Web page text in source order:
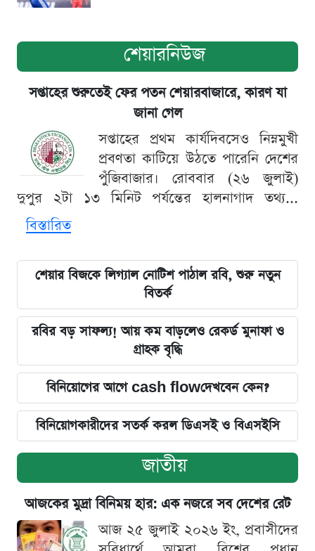
শেয়ারনিউজ
সপ্তাহের শুরুতেই ফের পতন শেয়ারবাজারে, কারণ যা
জানা গেল
সপ্তাহের প্রথম কার্যদিবসেও নিম্নমুখী
প্রবণতা কাটিয়ে উঠতে পারেনি দেশের
পুঁজিবাজার। রোববার (২৬ জুলাই)
দুপুর ২টা ১৩ মিনিট পর্যন্তের হালনাগাদ তথ্য...
বিস্তারিত
শেয়ার বিজকে লিগ্যাল নোটিশ পাঠাল রবি, শুরু নতুন
বিতর্ক
রবির বড় সাফল্য! আয় কম বাড়লেও রেকর্ড মুনাফা ও
গ্রাহক বৃদ্ধি
বিনিয়োগের আগে cash flowদেখবেন কেন?
বিনিয়োগকারীদের সতর্ক করল ডিএসই ও বিএসইসি
জাতীয়
আজকের মুদ্রা বিনিময় হার: এক নজরে সব দেশের রেট
আজ ২৫ জুলাই ২০২৬ ইং, প্রবাসীদের